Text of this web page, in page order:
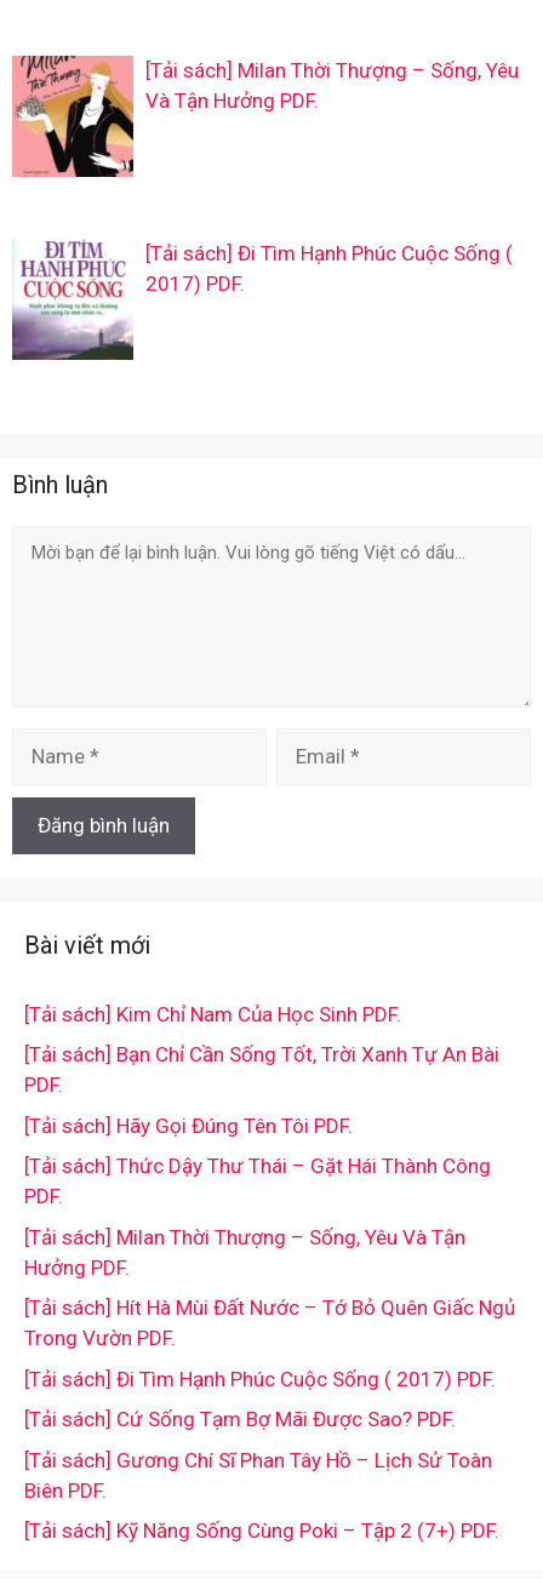
[Tải sách] Milan Thời Thượng – Sống, Yêu
Và Tận Hưởng PDF.
[Tải sách] Đi Tìm Hạnh Phúc Cuộc Sống (
2017) PDF.
Bình luận
Comment
Bài viết mới
[Tải sách] Kim Chỉ Nam Của Học Sinh PDF.
[Tải sách] Bạn Chỉ Cần Sống Tốt, Trời Xanh Tự An Bài
PDF.
[Tải sách] Hãy Gọi Đúng Tên Tôi PDF.
[Tải sách] Thức Dậy Thư Thái – Gặt Hái Thành Công
PDF.
[Tải sách] Milan Thời Thượng – Sống, Yêu Và Tận
Hưởng PDF.
[Tải sách] Hít Hà Mùi Đất Nước – Tớ Bỏ Quên Giấc Ngủ
Trong Vườn PDF.
[Tải sách] Đi Tìm Hạnh Phúc Cuộc Sống ( 2017) PDF.
[Tải sách] Cứ Sống Tạm Bợ Mãi Được Sao? PDF.
[Tải sách] Gương Chí Sĩ Phan Tây Hồ – Lịch Sử Toàn
Biên PDF.
[Tải sách] Kỹ Năng Sống Cùng Poki – Tập 2 (7+) PDF.